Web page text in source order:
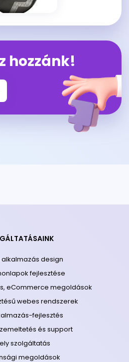
hozzánk!
design
fejlesztése
eCommerce megoldások
webes rendszerek
fejlesztés
és support
szolgáltatás
megoldások